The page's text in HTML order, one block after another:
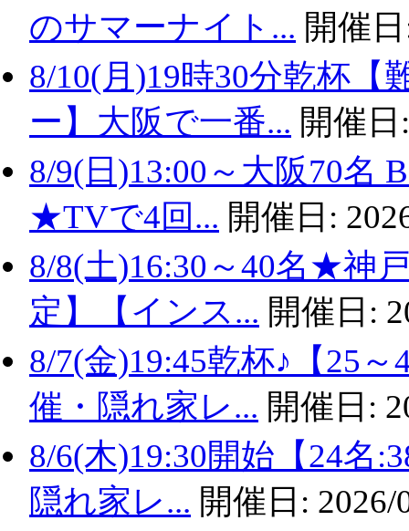
のサマーナイト... 開催
8/10(月)19時30分乾杯【
ー】大阪で一番... 開催
8/9(日)13:00～大阪70名
★TVで4回... 開催日:
8/8(土)16:30～40名★神
定】【インス... 開催日:
8/7(金)19:45乾杯♪【25
催・隠れ家レ... 開催日:
8/6(木)19:30開始【24名
隠れ家レ... 開催日: 2026/